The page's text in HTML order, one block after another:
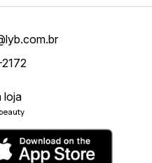
loja